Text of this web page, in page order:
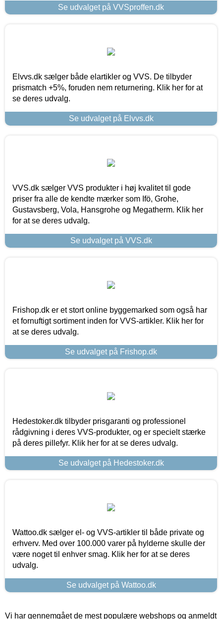
Se udvalget på VVSproffen.dk
Elvvs.dk sælger både elartikler og VVS. De tilbyder
prismatch +5%, foruden nem returnering. Klik her for at
se deres udvalg.
Se udvalget på Elvvs.dk
VVS.dk sælger VVS produkter i høj kvalitet til gode
priser fra alle de kendte mærker som Ifö, Grohe,
Gustavsberg, Vola, Hansgrohe og Megatherm. Klik her
for at se deres udvalg.
Se udvalget på VVS.dk
Frishop.dk er et stort online byggemarked som også har
et fornuftigt sortiment inden for VVS-artikler. Klik her for
at se deres udvalg.
Se udvalget på Frishop.dk
Hedestoker.dk tilbyder prisgaranti og professionel
rådgivning i deres VVS-produkter, og er specielt stærke
på deres pillefyr. Klik her for at se deres udvalg.
Se udvalget på Hedestoker.dk
Wattoo.dk sælger el- og VVS-artikler til både private og
erhverv. Med over 100.000 varer på hylderne skulle der
være noget til enhver smag. Klik her for at se deres
udvalg.
Se udvalget på Wattoo.dk
Vi har gennemgået de mest populære webshops og anmeldt